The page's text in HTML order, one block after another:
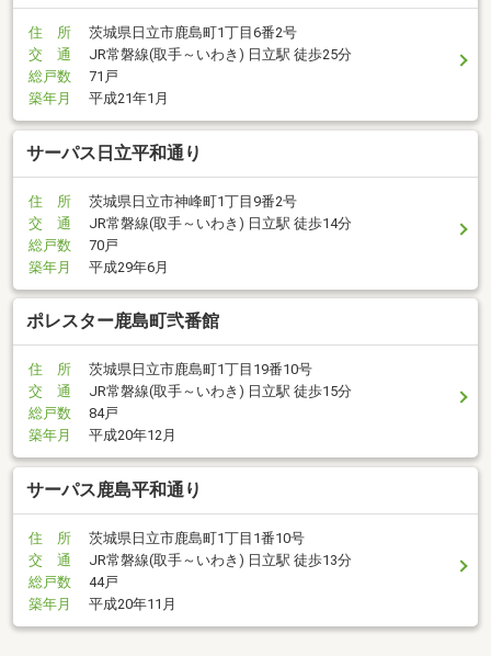
住 所
茨城県日立市鹿島町1丁目6番2号
交 通
JR常磐線(取手～いわき) 日立駅 徒歩25分
総戸数
71戸
築年月
平成21年1月
サーパス日立平和通り
住 所
茨城県日立市神峰町1丁目9番2号
交 通
JR常磐線(取手～いわき) 日立駅 徒歩14分
総戸数
70戸
築年月
平成29年6月
ポレスター鹿島町弐番館
住 所
茨城県日立市鹿島町1丁目19番10号
交 通
JR常磐線(取手～いわき) 日立駅 徒歩15分
総戸数
84戸
築年月
平成20年12月
サーパス鹿島平和通り
住 所
茨城県日立市鹿島町1丁目1番10号
交 通
JR常磐線(取手～いわき) 日立駅 徒歩13分
総戸数
44戸
築年月
平成20年11月